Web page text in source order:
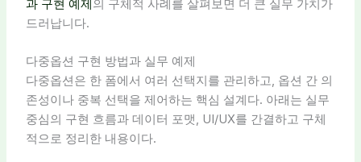
과 구현 예제의 구체적 사례를 살펴보면 더 큰 실무 가치가
드러납니다.
다중옵션 구현 방법과 실무 예제
다중옵션은 한 폼에서 여러 선택지를 관리하고, 옵션 간 의
존성이나 중복 선택을 제어하는 핵심 설계다. 아래는 실무
중심의 구현 흐름과 데이터 포맷, UI/UX를 간결하고 구체
적으로 정리한 내용이다.